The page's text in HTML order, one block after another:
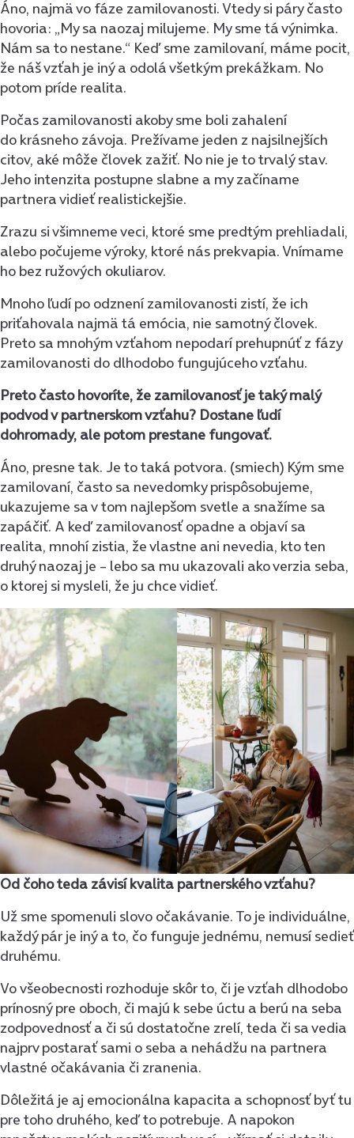
Áno, najmä vo fáze zamilovanosti. Vtedy si páry často
hovoria: „My sa naozaj milujeme. My sme tá výnimka.
Nám sa to nestane.“ Keď sme zamilovaní, máme pocit,
že náš vzťah je iný a odolá všetkým prekážkam. No
potom príde realita.
Počas zamilovanosti akoby sme boli zahalení
do krásneho závoja. Prežívame jeden z najsilnejších
citov, aké môže človek zažiť. No nie je to trvalý stav.
Jeho intenzita postupne slabne a my začíname
partnera vidieť realistickejšie.
Zrazu si všimneme veci, ktoré sme predtým prehliadali,
alebo počujeme výroky, ktoré nás prekvapia. Vnímame
ho bez ružových okuliarov.
Mnoho ľudí po odznení zamilovanosti zistí, že ich
priťahovala najmä tá emócia, nie samotný človek.
Preto sa mnohým vzťahom nepodarí prehupnúť z fázy
zamilovanosti do dlhodobo fungujúceho vzťahu.
Preto často hovoríte, že zamilovanosť je taký malý
podvod v partnerskom vzťahu? Dostane ľudí
dohromady, ale potom prestane fungovať.
Áno, presne tak. Je to taká potvora. (smiech) Kým sme
zamilovaní, často sa nevedomky prispôsobujeme,
ukazujeme sa v tom najlepšom svetle a snažíme sa
zapáčiť. A keď zamilovanosť opadne a objaví sa
realita, mnohí zistia, že vlastne ani nevedia, kto ten
druhý naozaj je – lebo sa mu ukazovali ako verzia seba,
o ktorej si mysleli, že ju chce vidieť.
Od čoho teda závisí kvalita partnerského vzťahu?
Už sme spomenuli slovo očakávanie. To je individuálne,
každý pár je iný a to, čo funguje jednému, nemusí sedieť
druhému.
Vo všeobecnosti rozhoduje skôr to, či je vzťah dlhodobo
prínosný pre oboch, či majú k sebe úctu a berú na seba
zodpovednosť a či sú dostatočne zrelí, teda či sa vedia
najprv postarať sami o seba a nehádžu na partnera
vlastné očakávania či zranenia.
Dôležitá je aj emocionálna kapacita a schopnosť byť tu
pre toho druhého, keď to potrebuje. A napokon